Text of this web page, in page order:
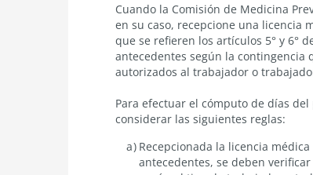
Cuando la Comisión de Medicina
en su caso, recepcione una licencia
que se refieren los artículos 5° y 6°
antecedentes según la contingencia
autorizados al trabajador o
Para efectuar el cómputo de días del
considerar las siguientes reglas:
Recepcionada la licencia
antecedentes, se deben